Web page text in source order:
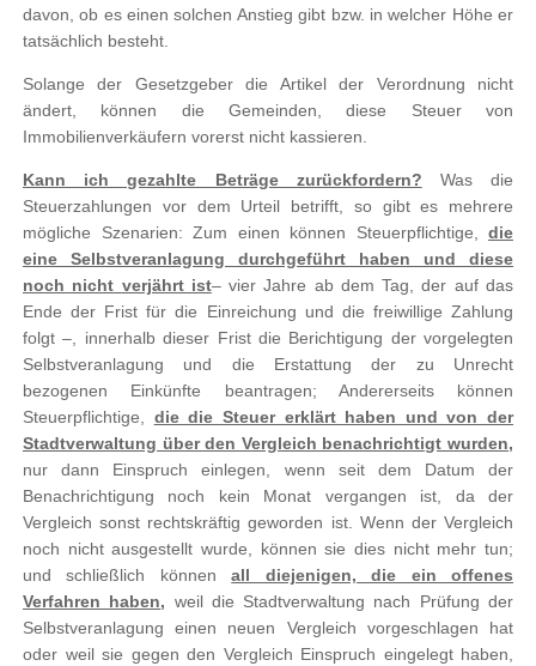
davon, ob es einen solchen Anstieg gibt bzw. in welcher Höhe er
tatsächlich besteht.
Solange der Gesetzgeber die Artikel der Verordnung nicht
ändert, können die Gemeinden, diese Steuer von
Immobilienverkäufern vorerst nicht kassieren.
Kann ich gezahlte Beträge zurückfordern?
Was die
Steuerzahlungen vor dem Urteil betrifft, so gibt es mehrere
mögliche Szenarien: Zum einen können Steuerpflichtige, die
eine Selbstveranlagung durchgeführt haben und diese
noch nicht verjährt ist– vier Jahre ab dem Tag, der auf das
Ende der Frist für die Einreichung und die freiwillige Zahlung
folgt –, innerhalb dieser Frist die Berichtigung der vorgelegten
Selbstveranlagung und die Erstattung der zu Unrecht
bezogenen Einkünfte beantragen; Andererseits können
Steuerpflichtige, die die Steuer erklärt haben und von der
Stadtverwaltung über den Vergleich benachrichtigt wurden,
nur dann Einspruch einlegen, wenn seit dem Datum der
Benachrichtigung noch kein Monat vergangen ist, da der
Vergleich sonst rechtskräftig geworden ist. Wenn der Vergleich
noch nicht ausgestellt wurde, können sie dies nicht mehr tun;
und schließlich können
all diejenigen, die ein offenes
Verfahren haben, weil die Stadtverwaltung nach Prüfung der
Selbstveranlagung einen neuen Vergleich vorgeschlagen hat
oder weil sie gegen den Vergleich Einspruch eingelegt haben,